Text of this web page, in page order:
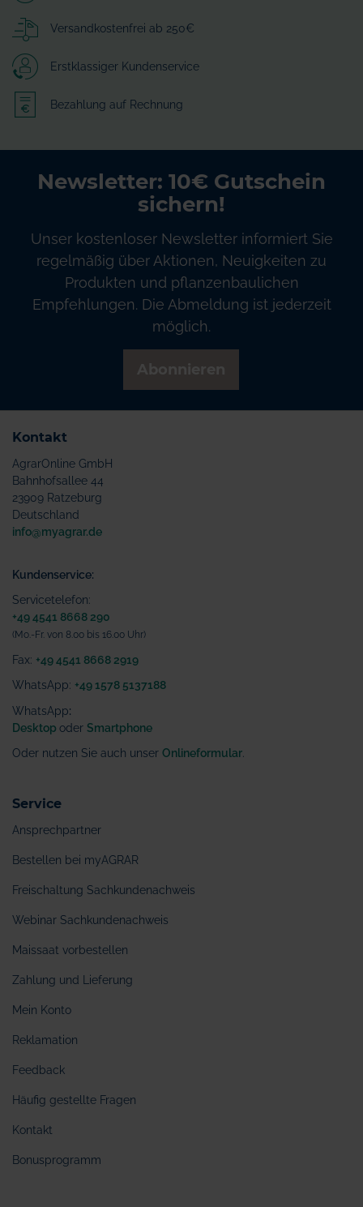
Versandkostenfrei ab 250€
Erstklassiger Kundenservice
Bezahlung auf Rechnung
Newsletter: 10€ Gutschein
sichern!
Unser kostenloser Newsletter informiert Sie
regelmäßig über Aktionen, Neuigkeiten zu
Produkten und pflanzenbaulichen
Empfehlungen. Die Abmeldung ist jederzeit
möglich.
Kontakt
AgrarOnline GmbH
Bahnhofsallee 44
23909 Ratzeburg
Deutschland
info@myagrar.de
Kundenservice:
Servicetelefon:
+49 4541 8668 290
(Mo.-Fr. von 8.00 bis 16.00 Uhr)
Fax: +49 4541 8668 2919
WhatsApp: +49 1578 5137188
WhatsApp:
Desktop oder Smartphone
Oder nutzen Sie auch unser Onlineformular
Service
Ansprechpartner
Bestellen bei myAGRAR
Freischaltung Sachkundenachweis
Webinar Sachkundenachweis
Maissaat vorbestellen
Zahlung und Lieferung
Mein Konto
Reklamation
Feedback
Häufig gestellte Fragen
Kontakt
Bonusprogramm